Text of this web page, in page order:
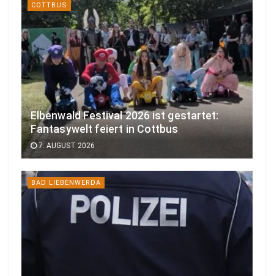
COTTBUS
Elbenwald Festival 2026 ist gestartet:
Fantasywelt feiert in Cottbus
7. AUGUST 2026
BAD LIEBENWERDA